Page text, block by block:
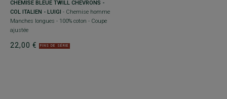
CHEMISE BLEUE TWILL CHEVRONS -
COL ITALIEN - LUIGI - Chemise homme
Manches longues - 100% coton - Coupe
ajustée
22,00 € FINS DE SÉRIE